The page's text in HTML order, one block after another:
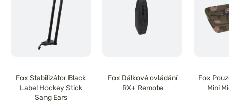
Fox Stabilizátor Black
Label Hockey Stick
Sang Ears
Fox Dálkové ovládání
RX+ Remote
Fox
Mini